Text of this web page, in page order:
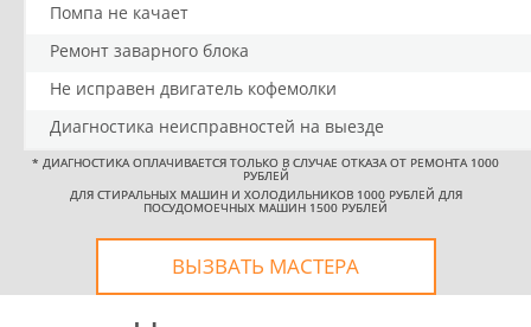
Помпа не качает
Ремонт заварного блока
Не исправен двигатель кофемолки
Диагностика неисправностей на выезде
* ДИАГНОСТИКА ОПЛАЧИВАЕТСЯ ТОЛЬКО В СЛУЧАЕ ОТКАЗА ОТ РЕМОНТА 1000
РУБЛЕЙ
ДЛЯ СТИРАЛЬНЫХ МАШИН И ХОЛОДИЛЬНИКОВ 1000 РУБЛЕЙ ДЛЯ
ПОСУДОМОЕЧНЫХ МАШИН 1500 РУБЛЕЙ
ВЫЗВАТЬ МАСТЕРА